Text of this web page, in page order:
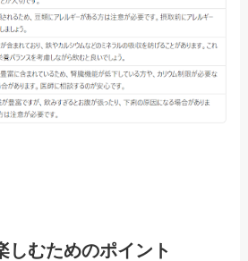
しむためのポイント